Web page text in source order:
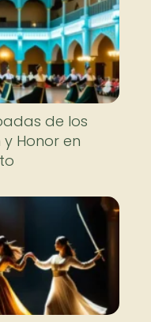
de los
Honor en